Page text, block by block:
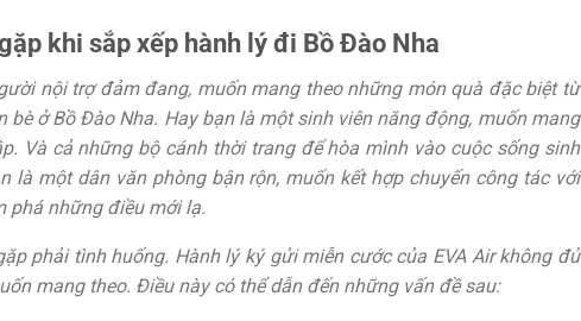
khi sắp xếp hành lý đi Bồ Đào Nha
nội trợ đảm đang, muốn mang theo những món quà đặc biệt từ
bè ở Bồ Đào Nha. Hay bạn là một sinh viên năng động, muốn mang
Và cả những bộ cánh thời trang để hòa mình vào cuộc sống sinh
là một dân văn phòng bận rộn, muốn kết hợp chuyến công tác với
phá những điều mới lạ.
phải tình huống. Hành lý ký gửi miễn cước của EVA Air không đủ
mang theo. Điều này có thể dẫn đến những vấn đề sau: